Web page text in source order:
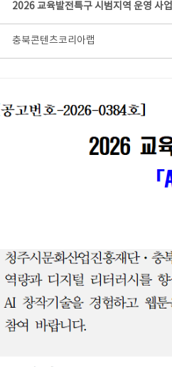
2026 교육발전특구 시범지역 운영 사
충북콘텐츠코리아랩